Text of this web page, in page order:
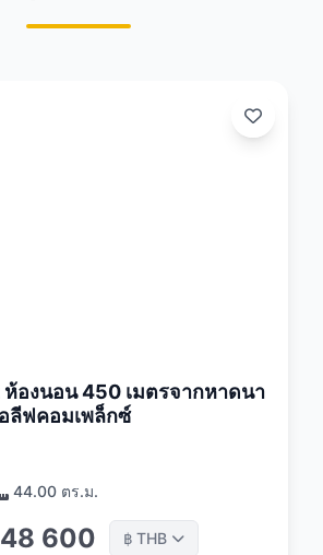
ห้องนอน 450 เมตรจากหาดนา
ลีฟคอมเพล็กซ์
44.00 ตร.ม.
600 ฿ THB